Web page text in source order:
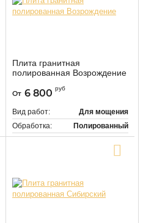
Плита гранитная
полированная Возрождение
118490
От 6 800 руб
Вид работ:
Для мощения
Обработка:
Полированный